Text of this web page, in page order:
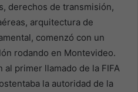
derechos de transmisión,
arquitectura de
comenzó con un
rodando en Montevideo.
primer llamado de la FIFA
la autoridad de la